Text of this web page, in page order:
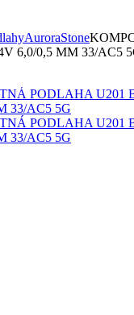
AuroraStone
6,0/0,5 MM 33/AC5